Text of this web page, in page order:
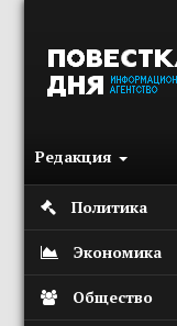
Редакция
Политика
Экономика
Общество